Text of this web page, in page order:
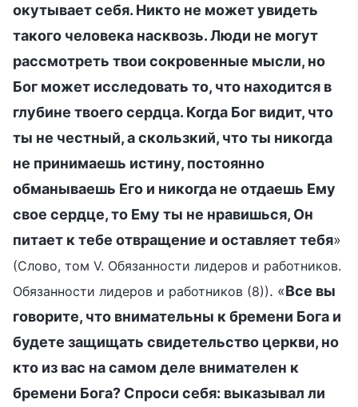
окутывает себя. Никто не может увидеть
такого человека насквозь. Люди не могут
рассмотреть твои сокровенные мысли, но
Бог может исследовать то, что находится в
глубине твоего сердца. Когда Бог видит, что
ты не честный, а скользкий, что ты никогда
не принимаешь истину, постоянно
обманываешь Его и никогда не отдаешь Ему
свое сердце, то Ему ты не нравишься, Он
питает к тебе отвращение и оставляет тебя»
(Слово, том V. Обязанности лидеров и работников.
Обязанности лидеров и работников (8)). «Все вы
говорите, что внимательны к бремени Бога и
будете защищать свидетельство церкви, но
кто из вас на самом деле внимателен к
бремени Бога? Спроси себя: выказывал ли